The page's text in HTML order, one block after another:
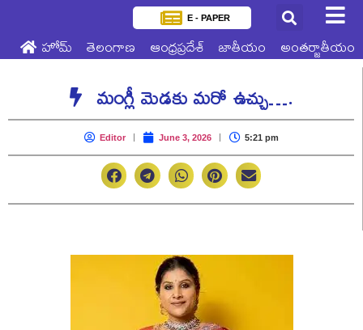
E - PAPER
హోమ్ తెలంగాణ ఆంధ్రప్రదేశ్ జాతీయం అంతర్జాతీయం
మంగ్లీ మెడకు మరో ఉచ్చు….
Editor June 3, 2026 5:21 pm